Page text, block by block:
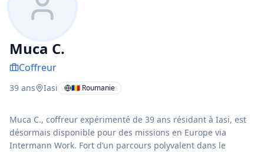
Muca C.
Coffreur
39 ans Iasi 🇷🇴 Roumanie
Muca C., coffreur expérimenté de 39 ans résidant à Iasi, est
désormais disponible pour des missions en Europe via
Intermann Work. Fort d’un parcours polyvalent dans le